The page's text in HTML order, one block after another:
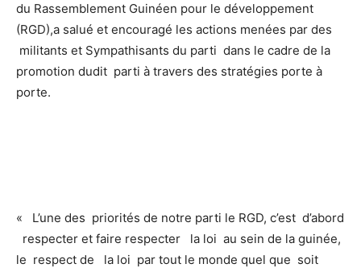
du Rassemblement Guinéen pour le développement
(RGD),a salué et encouragé les actions menées par des
militants et Sympathisants du parti dans le cadre de la
promotion dudit parti à travers des stratégies porte à
porte.
« L’une des priorités de notre parti le RGD, c’est d’abord
respecter et faire respecter la loi au sein de la guinée,
le respect de la loi par tout le monde quel que soit